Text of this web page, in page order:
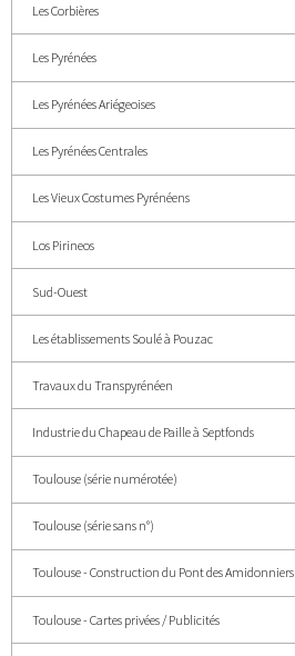
Les Corbières
Les Pyrénées
Les Pyrénées Ariégeoises
Les Pyrénées Centrales
Les Vieux Costumes Pyrénéens
Los Pirineos
Sud-Ouest
Les établissements Soulé à Pouzac
Travaux du Transpyrénéen
Industrie du Chapeau de Paille à Septfonds
Toulouse (série numérotée)
Toulouse (série sans n°)
Toulouse - Construction du Pont des Amidonniers
Toulouse - Cartes privées / Publicités